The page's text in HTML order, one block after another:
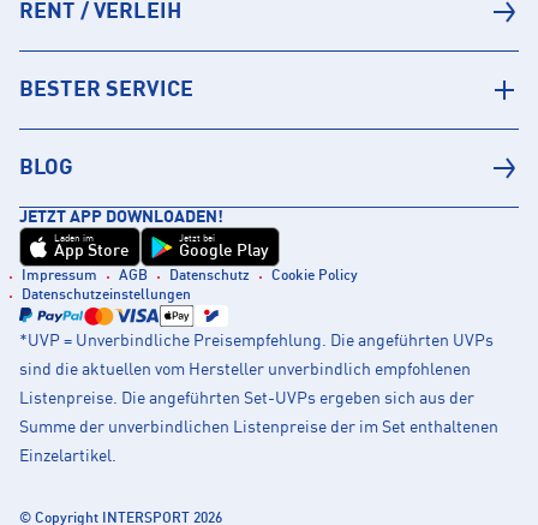
RENT / VERLEIH
BESTER SERVICE
BLOG
JETZT APP DOWNLOADEN!
Laden im
App Store
Jetzt bei
Google Play
Impressum AGB Datenschutz
Cookie Policy
Datenschutzeinstellungen
*UVP = Unverbindliche Preisempfehlung. Die angeführten UVPs
sind die aktuellen vom Hersteller unverbindlich empfohlenen
Listenpreise. Die angeführten Set-UVPs ergeben sich aus der
Summe der unverbindlichen Listenpreise der im Set enthaltenen
Einzelartikel.
© Copyright INTERSPORT 2026